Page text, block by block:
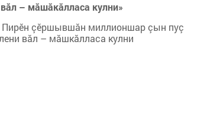
– мăшăкăлласа кулни»
Пирӗн çӗршывшăн миллионшар çын пуç
вăл – мăшкăлласа кулни